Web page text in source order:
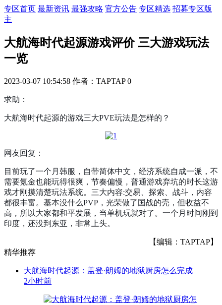
专区首页 最新资讯 最强攻略 官方公告 专区精选 招募专区版
主
大航海时代起源游戏评价 三大游戏玩法
一览
2023-03-07 10:54:58 作者：TAPTAP0
求助：
大航海时代起源的游戏三大PVE玩法是怎样的？
网友回复：
目前玩了一个月韩服，自带简体中文，经济系统自成一派，不
需要氪金也能玩得很爽，节奏偏慢，普通游戏弃坑的时长这游
戏才刚摸清楚玩法系统。三大内容:交易、探索、战斗，内容
都很丰富。基本没什么PVP，光荣做了国战的壳，但收益不
高，所以大家都和平发展，当单机玩就对了。一个月时间刚到
印度，还没到东亚，非常上头。
【编辑：TAPTAP】
精华推荐
大航海时代起源：盖登·朗姆的地狱厨房怎么完成
2小时前